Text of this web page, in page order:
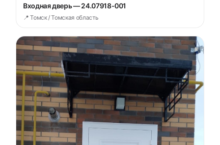
Входная дверь — 24.07918-001
📍 Томск / Томская область